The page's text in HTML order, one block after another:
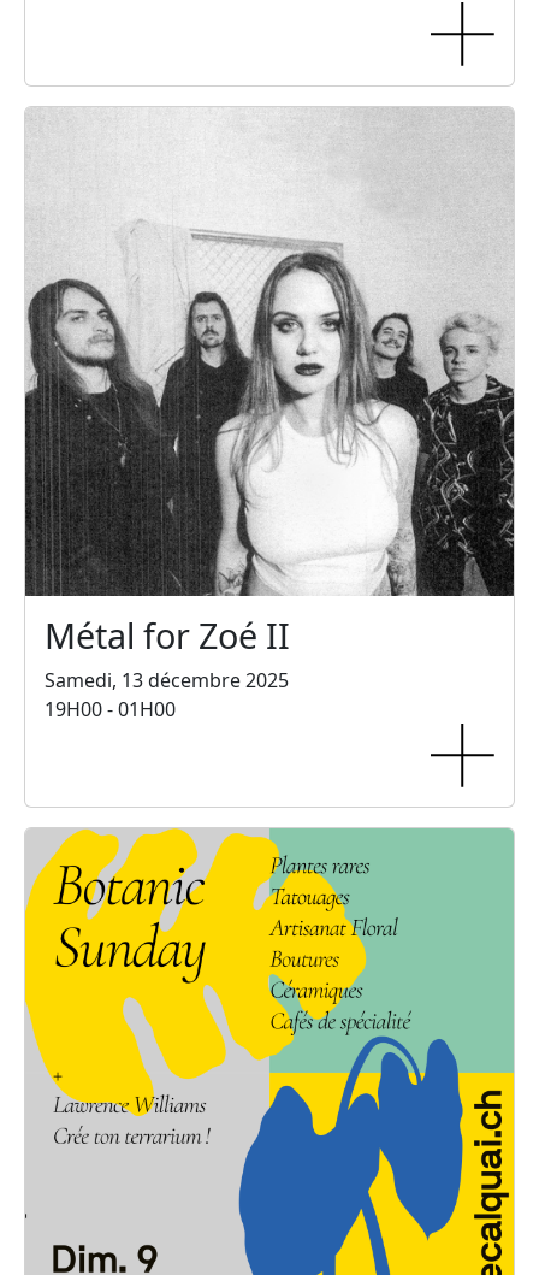
Métal for Zoé II
Samedi, 13 décembre 2025
19H00 - 01H00